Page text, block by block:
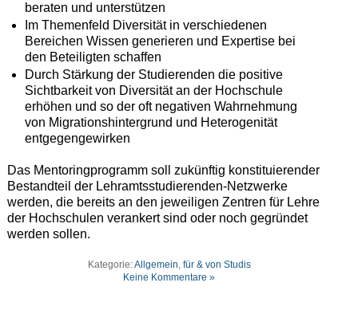
beraten und unterstützen
Im Themenfeld Diversität in verschiedenen
Bereichen Wissen generieren und Expertise bei
den Beteiligten schaffen
Durch Stärkung der Studierenden die positive
Sichtbarkeit von Diversität an der Hochschule
erhöhen und so der oft negativen Wahrnehmung
von Migrationshintergrund und Heterogenität
entgegengewirken
Das Mentoringprogramm soll zukünftig konstituierender
Bestandteil der Lehramtsstudierenden-Netzwerke
werden, die bereits an den jeweiligen Zentren für Lehre
der Hochschulen verankert sind oder noch gegründet
werden sollen.
Kategorie:Allgemein, für & von Studis
Keine Kommentare »